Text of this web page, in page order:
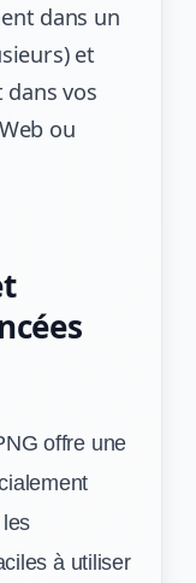
dans un
et
vos
ou
offre une
à utiliser